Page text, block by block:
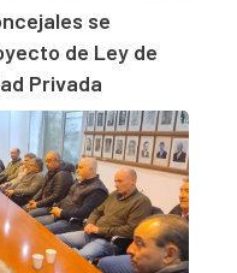
se
de Ley de
Privada